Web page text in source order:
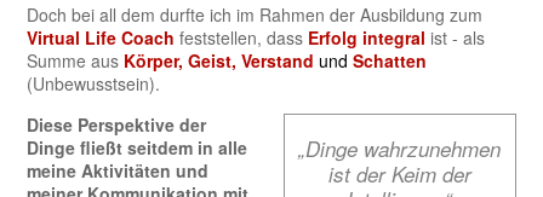
Doch bei all dem durfte ich im Rahmen der Ausbildung zum
Virtual Life Coach feststellen, dass Erfolg integral ist - als
Summe aus Körper, Geist, Verstand und Schatten
(Unbewusstsein).
Diese Perspektive der
Dinge fließt seitdem in alle
meine Aktivitäten und
„Dinge wahrzunehmen
ist der Keim der